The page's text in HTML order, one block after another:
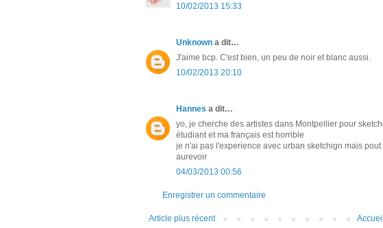
10/02/2013 15:33
Unknown a dit…
J'aime bcp. C'est bien, un peu de noir et blanc aussi.
10/02/2013 20:10
Hannes a dit…
yo, je cherche des artistes dans Montpellier pour
étudiant et ma français est horrible
je n'ai pas l'experience avec urban sketchign mais
aurevoir
04/03/2013 00:56
Enregistrer un commentaire
Article plus récent Accueil